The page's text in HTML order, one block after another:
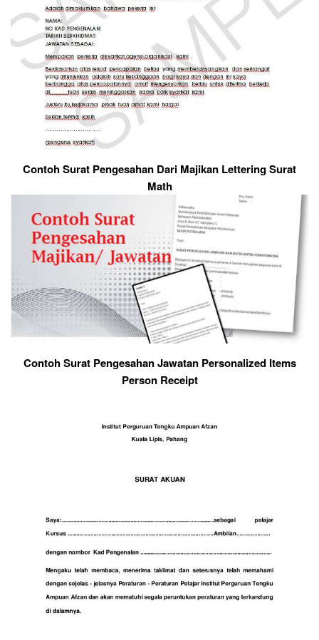
Contoh Surat Pengesahan Dari Majikan Lettering Surat
Math
Contoh Surat Pengesahan Jawatan Personalized Items
Person Receipt